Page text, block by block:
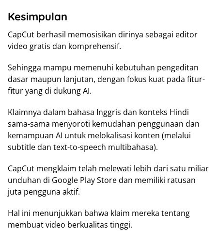
Kesimpulan
CapCut berhasil memosisikan dirinya sebagai editor
video gratis dan komprehensif.
Sehingga mampu memenuhi kebutuhan pengeditan
dasar maupun lanjutan, dengan fokus kuat pada fitur-
fitur yang di dukung AI.
Klaimnya dalam bahasa Inggris dan konteks Hindi
sama-sama menyoroti kemudahan penggunaan dan
kemampuan AI untuk melokalisasi konten (melalui
subtitle dan text-to-speech multibahasa).
CapCut mengklaim telah melewati lebih dari satu miliar
unduhan di Google Play Store dan memiliki ratusan
juta pengguna aktif.
Hal ini menunjukkan bahwa klaim mereka tentang
membuat video berkualitas tinggi.